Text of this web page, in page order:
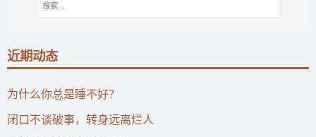
近期动态
为什么你总是睡不好？
闭口不谈破事，转身远离烂人